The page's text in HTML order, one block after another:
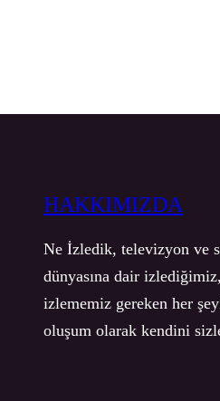
HAKKIMIZDA
Ne İzledik, televizyon ve
dünyasına dair
izlememiz gereken her
oluşum olarak kendini